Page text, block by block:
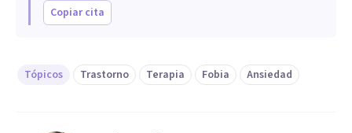
Copiar cita
Tópicos Trastorno Terapia Fobia Ansiedad